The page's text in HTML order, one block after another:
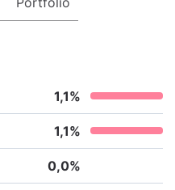
1,1%
1,1%
0,0%